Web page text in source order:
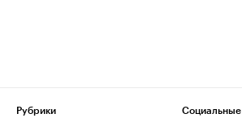
Рубрики
Социальные